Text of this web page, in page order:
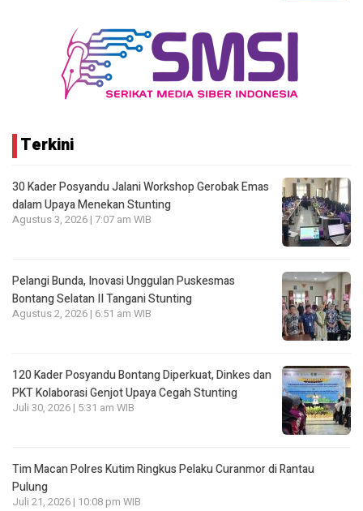
Terkini
30 Kader Posyandu Jalani Workshop Gerobak Emas
dalam Upaya Menekan Stunting
Agustus 3, 2026 | 7:07 am WIB
Pelangi Bunda, Inovasi Unggulan Puskesmas
Bontang Selatan II Tangani Stunting
Agustus 2, 2026 | 6:51 am WIB
120 Kader Posyandu Bontang Diperkuat, Dinkes dan
PKT Kolaborasi Genjot Upaya Cegah Stunting
Juli 30, 2026 | 5:31 am WIB
Tim Macan Polres Kutim Ringkus Pelaku Curanmor di Rantau
Pulung
Juli 21, 2026 | 10:08 pm WIB